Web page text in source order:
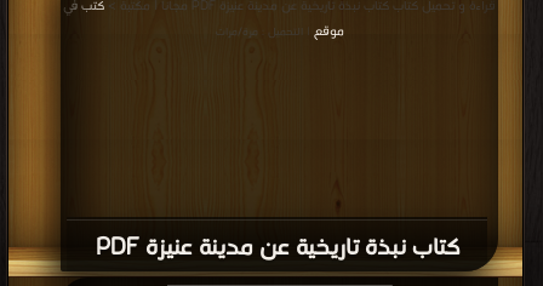
كتاب نبذة تاريخية عن مدينة عنيزة PDF
موقع | التحميل : مرة/مرات